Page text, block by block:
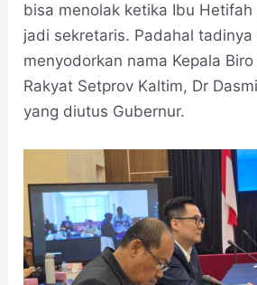
bisa menolak ketika Ibu
jadi sekretaris. Padahal tadinya
menyodorkan nama Kepala
Rakyat Setprov Kaltim, Dr
yang diutus Gubernur.